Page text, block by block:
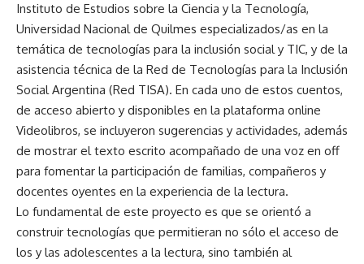
Instituto de Estudios sobre la Ciencia y la Tecnología,
Universidad Nacional de Quilmes especializados/as en la
temática de tecnologías para la inclusión social y TIC, y de la
asistencia técnica de la Red de Tecnologías para la Inclusión
Social Argentina (Red TISA). En cada uno de estos cuentos,
de acceso abierto y disponibles en la plataforma online
Videolibros, se incluyeron sugerencias y actividades, además
de mostrar el texto escrito acompañado de una voz en off
para fomentar la participación de familias, compañeros y
docentes oyentes en la experiencia de la lectura.
Lo fundamental de este proyecto es que se orientó a
construir tecnologías que permitieran no sólo el acceso de
los y las adolescentes a la lectura, sino también al